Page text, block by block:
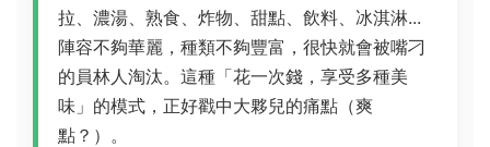
拉、濃湯、熟食、炸物、甜點、飲料、冰淇淋...
陣容不夠華麗，種類不夠豐富，很快就會被嘴刁
的員林人淘汰。這種「花一次錢，享受多種美
味」的模式，正好戳中大夥兒的痛點（爽
點？）。